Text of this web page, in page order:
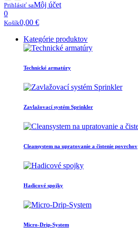
Prihlásiť saMôj účet
0
Košík0,00 €
Kategórie produktov
Technické armatúry
Zavlažovací systém Sprinkler
Cleansystem na upratovanie a čistenie povrchov
Hadicové spojky
Micro-Drip-System